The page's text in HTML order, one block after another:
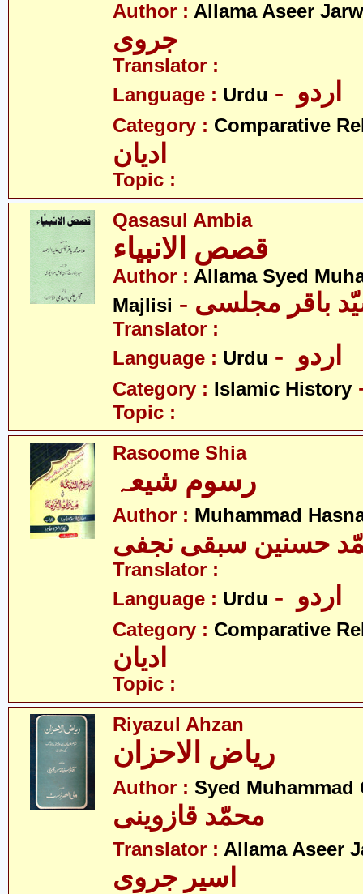
Author : Allama Aseer
جروی
Translator :
Language : Urdu
Category : Comparative
ادیان
Topic :
Qasasul Ambia
Author : Allama Syed
Majlisi
Translator :
Language : Urdu
Category : Islamic History
Topic :
Rasoome Shia
Author : Muhammad
حسنین سبقی نجفی
Translator :
Language : Urdu
Category : Comparative
ادیان
Topic :
Riyazul Ahzan
Author : Syed Muhammad
محمّد قازوینی
Translator : Allama Aseer
اسیر جروی